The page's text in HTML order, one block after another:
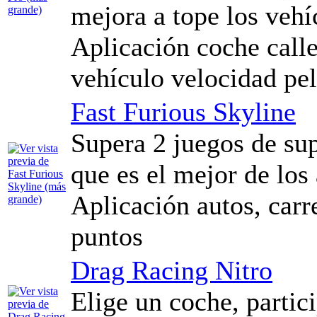
mejora a tope los
Aplicación coche
vehículo velocidad
Fast Furious Skyline
Supera 2 juegos de
que es el mejor de
Aplicación autos,
puntos
Drag Racing Nitro
Elige un coche,